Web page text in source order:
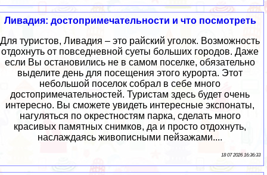
Ливадия: достопримечательности и что посмотреть
Для туристов, Ливадия – это райский уголок. Возможность
отдохнуть от повседневной суеты больших городов. Даже
если Вы остановились не в самом поселке, обязательно
выделите день для посещения этого курорта. Этот
небольшой поселок собрал в себе много
достопримечательностей. Туристам здесь будет очень
интересно. Вы сможете увидеть интересные экспонаты,
нагуляться по окрестностям парка, сделать много
красивых памятных снимков, да и просто отдохнуть,
наслаждаясь живописными пейзажами....
18 07 2026 16:36:33